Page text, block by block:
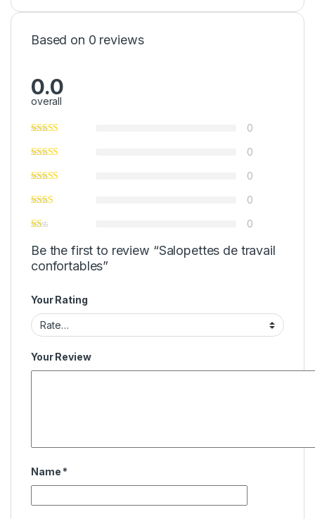
Based on 0 reviews
0.0
overall
0
0
0
0
0
Be the first to review “Salopettes de travail
confortables”
Your Rating
Your Review
Name *